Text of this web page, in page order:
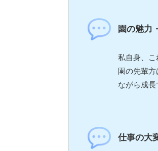
園の魅力
私自身、
園の先輩
ながら成長
仕事の大